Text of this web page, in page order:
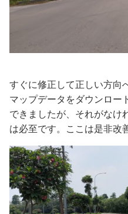
すぐに修正して正しい方向
マップデータをダウンロー
できましたが、それがなけ
は必至です。ここは是非改